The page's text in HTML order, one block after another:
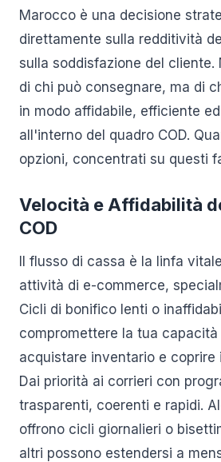
Marocco è una decisione
direttamente sulla redditività
sulla soddisfazione del cliente.
di chi può consegnare, ma di
in modo affidabile, efficiente
all'interno del quadro COD.
opzioni, concentrati su questi
Velocità e Affidabilità
COD
Il flusso di cassa è la linfa
attività di e-commerce,
Cicli di bonifico lenti o
compromettere la tua
acquistare inventario e coprire
Dai priorità ai corrieri con
trasparenti, coerenti e rapidi.
offrono cicli giornalieri o
altri possono estendersi a